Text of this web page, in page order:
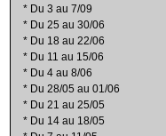
* Du 3 au 7/09
* Du 25 au 30/06
* Du 18 au 22/06
* Du 11 au 15/06
* Du 4 au 8/06
* Du 28/05 au 01/06
* Du 21 au 25/05
* Du 14 au 18/05